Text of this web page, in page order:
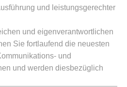
und leistungsgerechter
und eigenverantwortlichen
Sie fortlaufend die neuesten
und
und werden diesbezüglich